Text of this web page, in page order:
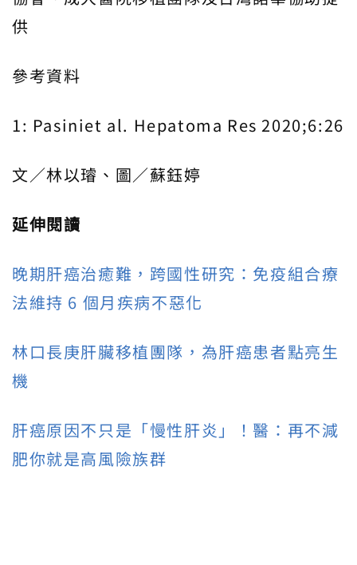
供
參考資料
1: Pasiniet al. Hepatoma Res 2020;6:26
文／林以璿、圖／蘇鈺婷
延伸閱讀
晚期肝癌治癒難，跨國性研究：免疫組合療
法維持 6 個月疾病不惡化
林口長庚肝臟移植團隊，為肝癌患者點亮生
機
肝癌原因不只是「慢性肝炎」！醫：再不減
肥你就是高風險族群